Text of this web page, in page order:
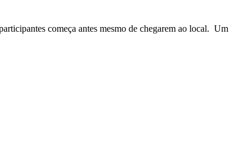
começa antes mesmo de chegarem ao local. Um